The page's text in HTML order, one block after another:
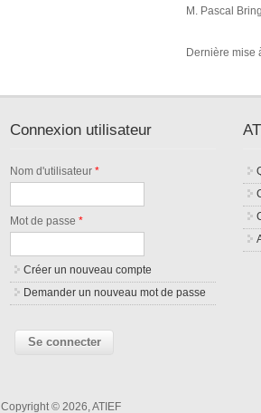
M. Pascal
Dernière mise
Connexion utilisateur
Nom d'utilisateur*
Mot de passe*
Créer un nouveau compte
Demander un nouveau mot de passe
Copyright © 2026, ATIEF